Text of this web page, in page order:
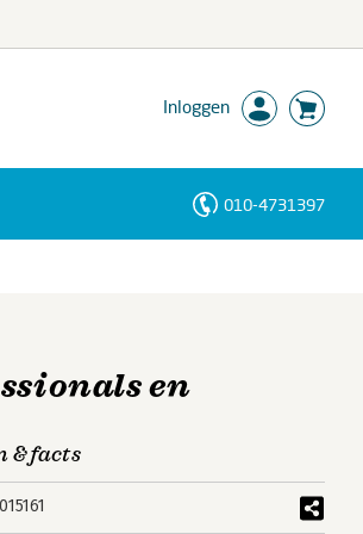
Inloggen
010-4731397
en
& facts